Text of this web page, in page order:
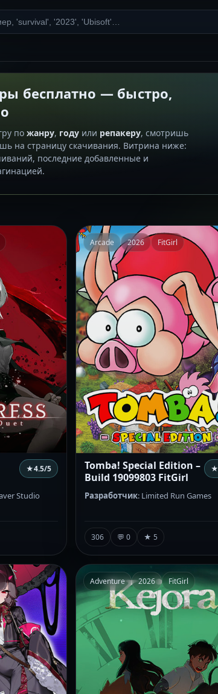
бесплатно — быстро,
по жанру, году или репакеру, смотришь
на страницу скачивания. Витрина ниже:
последние добавленные и
★4.5/5
Studio
Arcade 2026 FitGirl
Tomba! Special Edition –
Build 19099803 FitGirl
★
Разработчик: Limited Run Games
306 💬 0 ★ 5
Adventure 2026 FitGirl